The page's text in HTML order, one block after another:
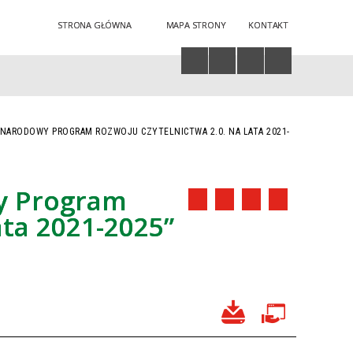
STRONA GŁÓWNA MAPA STRONY KONTAKT
PROGRAM ROZWOJU CZYTELNICTWA 2.0. NA LATA 2021-
Program
2021-2025”